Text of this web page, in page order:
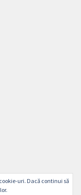
cu
uri. Dacă continui să